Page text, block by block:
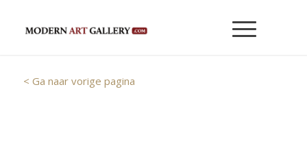
< Ga naar vorige pagina